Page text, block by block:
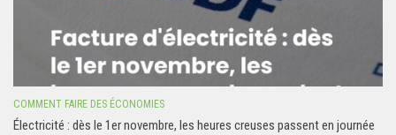
COMMENT FAIRE DES ÉCONOMIES
Électricité : dès le 1er novembre, les heures creuses passent en journée